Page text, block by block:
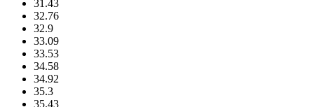
31.43
32.76
32.9
33.09
33.53
34.58
34.92
35.3
35.43